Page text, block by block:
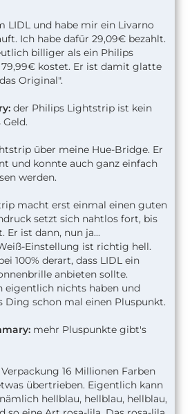
LIDL und habe mir ein Livarno
Ich habe dafür 29,09€ bezahlt.
billiger als ein Philips
kostet. Er ist damit glatte
Original".
der Philips Lightstrip ist kein
über meine Hue-Bridge. Er
und konnte auch ganz einfach
werden.
macht erst einmal einen guten
setzt sich nahtlos fort, bis
Er ist dann, nun ja...
Einstellung ist richtig hell.
100% derart, dass LIDL ein
anbieten sollte.
eigentlich nichts haben und
Ding schon mal einen Pluspunkt.
mehr Pluspunkte gibt's
16 Millionen Farben
übertrieben. Eigentlich kann
hellblau, hellblau, hellblau,